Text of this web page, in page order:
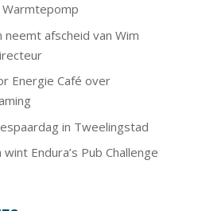
Warmtepomp
afscheid van Wim
Energie Café over
in Tweelingstad
Endura’s Pub Challenge